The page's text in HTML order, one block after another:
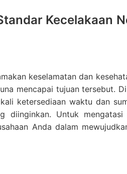
Kecelakaan
keselamatan dan
mencapai tujuan tersebut.
ketersediaan waktu dan
Untuk mengatasi
Anda dalam